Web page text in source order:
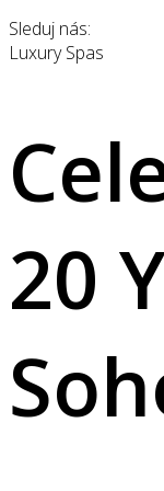
Sleduj nás:
Luxury Spas
20